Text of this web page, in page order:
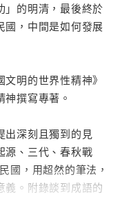
」的明清，最後終於
國，中間是如何發展
明的世界性精神》
撰寫專著。
出深刻且獨到的見
源、三代、春秋戰
國，用超然的筆法，
義。附錄談到成語的